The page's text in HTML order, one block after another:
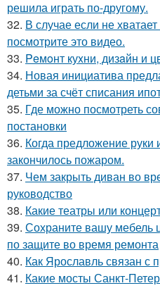
решила играть по-другому.
32. В случае если не
посмотрите это видео.
33. Peмoнт куxни, дизaйн и
34. Новая инициатива
детьми за счёт списания
35. Где можно посмотреть
постановки
36. Когда предложение руки
закончилось пожаром.
37. Чем закрыть диван во
руководство
38. Какие театры или
39. Сохраните вашу мебель
по защите во время ремонта
40. Как Ярославль связан с
41. Какие мосты Санкт-